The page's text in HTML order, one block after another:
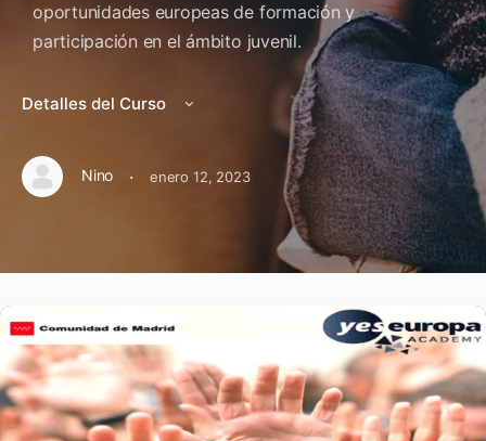
oportunidades europeas de formación y
participación en el ámbito juvenil.
Detalles del Curso
Nino · enero 12, 2023